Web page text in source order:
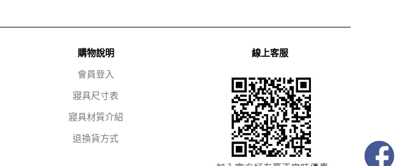
購物說明
會員登入
寢具尺寸表
寢具材質介紹
退換貨方式
線上客服